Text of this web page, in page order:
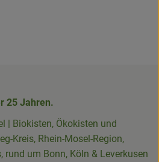
25 Jahren.
| Biokisten, Ökokisten und
Kreis, Rhein-Mosel-Region,
rund um Bonn, Köln & Leverkusen